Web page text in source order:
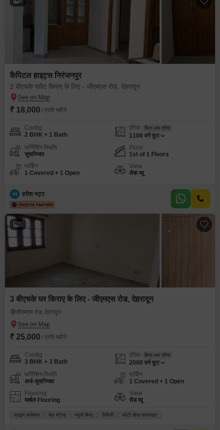
कैपिटल हाइट्स निरंजनपुर
2 बीएचके फ्लैट किराए के लिए - जीएमएस रोड, देहरादून
₹ 18,000 / प्रति महीने
Config
2 BHK + 1 Bath
एरिया बिल्ट-अप एरिया
1100 वर्ग फुट
फर्निशिंग स्थिति
सुसज्जित
Floor
1st of 1 Floors
पार्किंग
1 Covered + 1 Open
View
लेक व्यू
H हरीश भट्ट
5
3 बीएचके घर किराए के लिए - जीएमएस रोड, देहरादून
जीएमएस रोड, देहरादून
₹ 25,000 / प्रति महीने
Config
3 BHK + 3 Bath
एरिया बिल्ट-अप एरिया
2000 वर्ग फुट
फर्निशिंग स्थिति
अर्ध-सुसज्जित
पार्किंग
1 Covered + 1 Open
Flooring
मार्बल Flooring
View
रोड व्यू
प्राइम लोकेशन वेल मेंटेन्ड न्यूली बिल्ट फ़ैमिली प्लेंटी ऑफ़ सनलाइट